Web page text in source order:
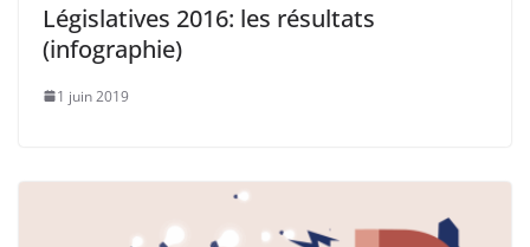
Législatives 2016: les résultats
(infographie)
1 juin 2019